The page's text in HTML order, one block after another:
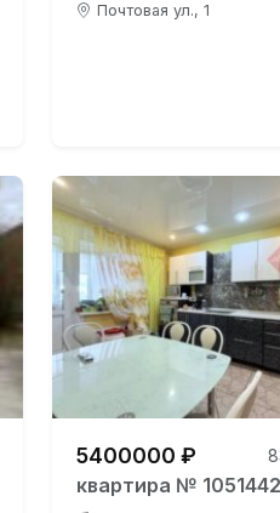
Почтовая ул., 1
5400000 ₽
квартира №